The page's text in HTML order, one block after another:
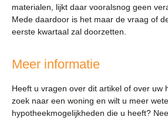
materialen, lijkt daar vooralsnog geen
Mede daardoor is het maar de vraag of
eerste kwartaal zal doorzetten.
Meer informatie
Heeft u vragen over dit artikel of over uw
zoek naar een woning en wilt u meer
hypotheekmogelijkheden die u heeft?